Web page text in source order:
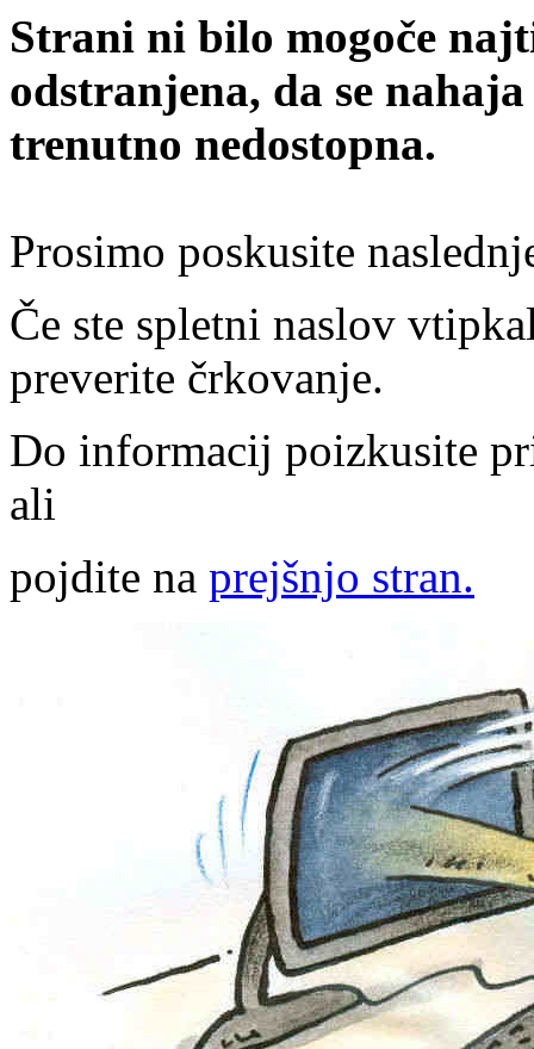
Strani ni bilo mogoče
odstranjena, da se
trenutno nedostopna.
Prosimo poskusite
Če ste spletni naslov
preverite črkovanje.
Do informacij poizkusite
ali
pojdite na prejšnjo stran.